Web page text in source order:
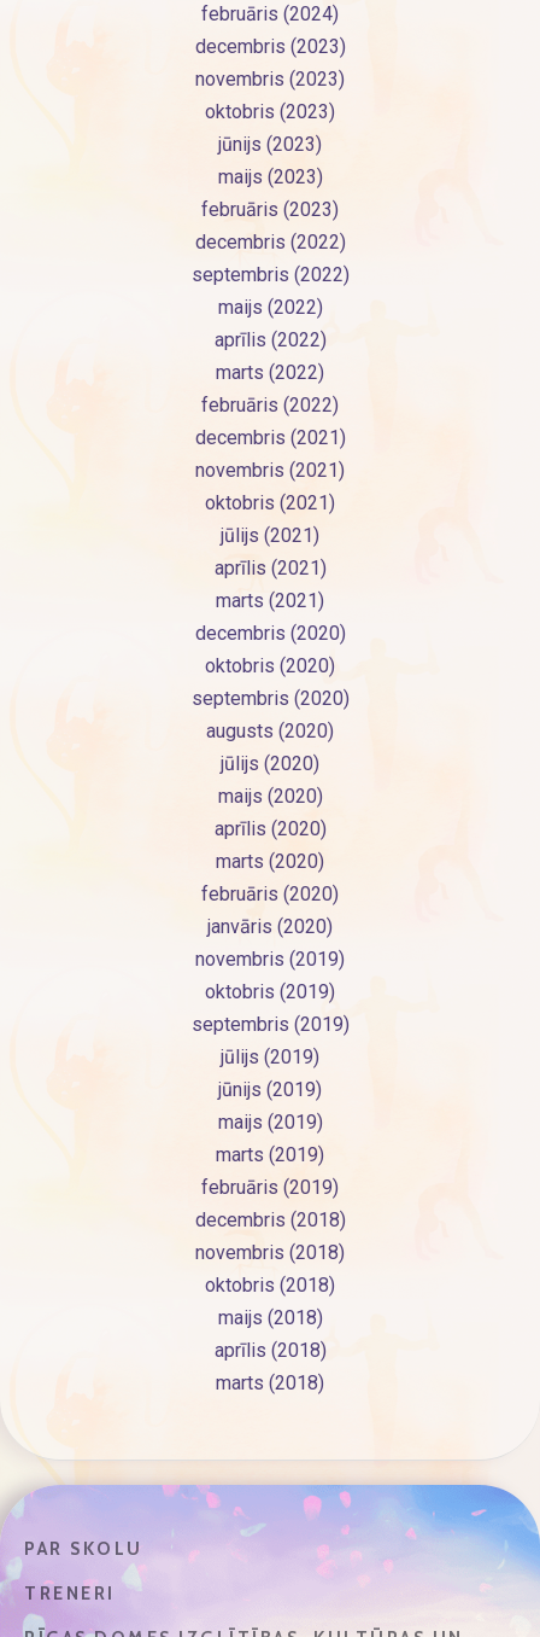
februāris (2024)
decembris (2023)
novembris (2023)
oktobris (2023)
jūnijs (2023)
maijs (2023)
februāris (2023)
decembris (2022)
septembris (2022)
maijs (2022)
aprīlis (2022)
marts (2022)
februāris (2022)
decembris (2021)
novembris (2021)
oktobris (2021)
jūlijs (2021)
aprīlis (2021)
marts (2021)
decembris (2020)
oktobris (2020)
septembris (2020)
augusts (2020)
jūlijs (2020)
maijs (2020)
aprīlis (2020)
marts (2020)
februāris (2020)
janvāris (2020)
novembris (2019)
oktobris (2019)
septembris (2019)
jūlijs (2019)
jūnijs (2019)
maijs (2019)
marts (2019)
februāris (2019)
decembris (2018)
novembris (2018)
oktobris (2018)
maijs (2018)
aprīlis (2018)
marts (2018)
PAR SKOLU
TRENERI